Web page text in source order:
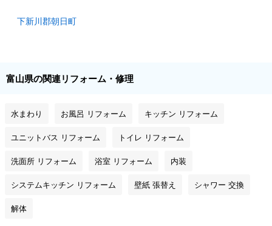
下新川郡朝日町
富山県の関連リフォーム・修理
水まわり お風呂 リフォーム キッチン リフォーム
ユニットバス リフォーム トイレ リフォーム
洗面所 リフォーム 浴室 リフォーム 内装
システムキッチン リフォーム 壁紙 張替え シャワー 交換
解体